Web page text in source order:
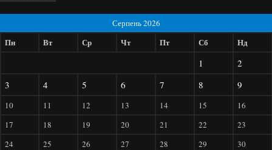
Серпень 2026
Пн Вт Ср Чт Пт Сб Нд
1
2
3
4 5 6 7 8 9
10 11 12 13 14 15
16
17
18 19 20 21 22
23
24
25 26 27 28 29 30